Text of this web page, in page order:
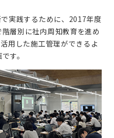
実践するために、2017年度
層別に社内周知教育を進め
用した施工管理ができるよ
す。